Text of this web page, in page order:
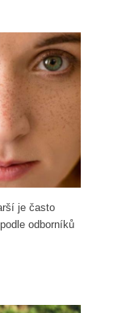
je často
odborníků